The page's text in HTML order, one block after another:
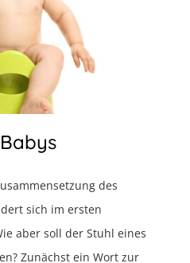
des
sich im ersten
aber soll der Stuhl eines
Zunächst ein Wort zur